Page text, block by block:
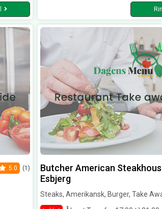
5.0 (1)
Butcher American
Esbjerg
Steaks, Amerikansk, Burger, Take